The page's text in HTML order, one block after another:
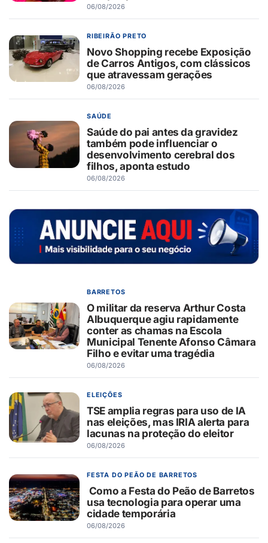
06/08/2026
RIBEIRÃO PRETO
Novo Shopping recebe Exposição
de Carros Antigos, com clássicos
que atravessam gerações
06/08/2026
SAÚDE
Saúde do pai antes da gravidez
também pode influenciar o
desenvolvimento cerebral dos
filhos, aponta estudo
06/08/2026
BARRETOS
O militar da reserva Arthur Costa
Albuquerque agiu rapidamente
conter as chamas na Escola
Municipal Tenente Afonso Câmara
Filho e evitar uma tragédia
06/08/2026
ELEIÇÕES
TSE amplia regras para uso de IA
nas eleições, mas IRIA alerta para
lacunas na proteção do eleitor
06/08/2026
FESTA DO PEÃO DE BARRETOS
Como a Festa do Peão de Barretos
usa tecnologia para operar uma
cidade temporária
06/08/2026